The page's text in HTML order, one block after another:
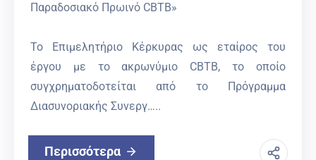
Παραδοσιακό Πρωινό CBTB»
Το Επιμελητήριο Κέρκυρας ως εταίρος του
έργου με το ακρωνύμιο CBTB, το οποίο
συγχρηματοδοτείται από το Πρόγραμμα
Διασυνοριακής Συνεργ…..
Περισσότερα